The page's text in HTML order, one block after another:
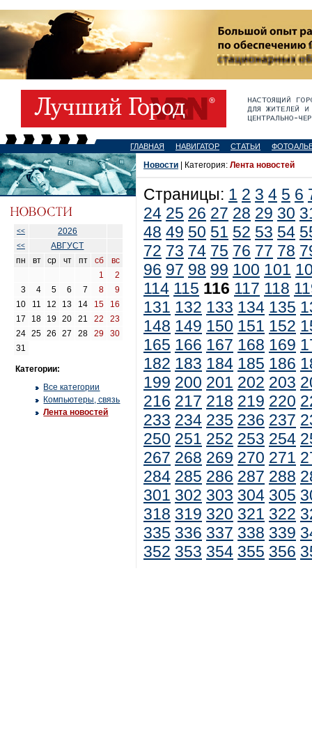
ГЛАВНАЯ НАВИГАТОР СТАТЬИ
<< 2026
<<
АВГУСТ
пн
вт ср чт пт сб
вс
1
2
3
4 5 6 7 8
9
10
11 12 13 14 15
16
17
18 19 20 21 22
23
24
25 26 27 28 29
30
31
Категории:
Все категории
Компьютеры, связь
Лента новостей
Новости | Категория: Лента новостей
Страницы: 1 2 3 4 5 6
24 25 26 27 28 29 30
48 49 50 51 52 53 54
72 73 74 75 76 77 78
96 97 98 99 100 101
114 115 116 117 118
131 132 133 134 135
148 149 150 151 152
165 166 167 168 169
182 183 184 185 186
199 200 201 202 203
216 217 218 219 220
233 234 235 236 237
250 251 252 253 254
267 268 269 270 271
284 285 286 287 288
301 302 303 304 305
318 319 320 321 322
335 336 337 338 339
352 353 354 355 356